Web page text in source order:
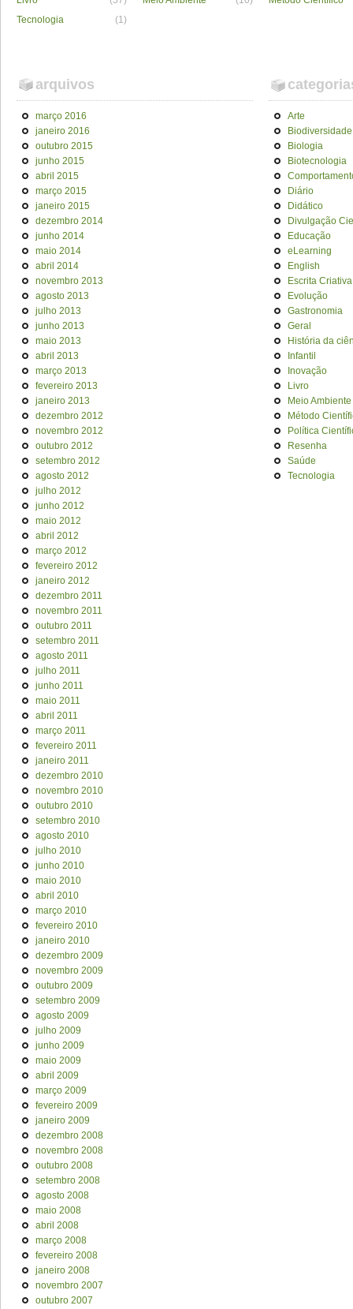
Tecnologia
(1)
arquivos
março 2016
janeiro 2016
outubro 2015
junho 2015
abril 2015
março 2015
janeiro 2015
dezembro 2014
junho 2014
maio 2014
abril 2014
novembro 2013
agosto 2013
julho 2013
junho 2013
maio 2013
abril 2013
março 2013
fevereiro 2013
janeiro 2013
dezembro 2012
novembro 2012
outubro 2012
setembro 2012
agosto 2012
julho 2012
junho 2012
maio 2012
abril 2012
março 2012
fevereiro 2012
janeiro 2012
dezembro 2011
novembro 2011
outubro 2011
setembro 2011
agosto 2011
julho 2011
junho 2011
maio 2011
abril 2011
março 2011
fevereiro 2011
janeiro 2011
dezembro 2010
novembro 2010
outubro 2010
setembro 2010
agosto 2010
julho 2010
junho 2010
maio 2010
abril 2010
março 2010
fevereiro 2010
janeiro 2010
dezembro 2009
novembro 2009
outubro 2009
setembro 2009
agosto 2009
julho 2009
junho 2009
maio 2009
abril 2009
março 2009
fevereiro 2009
janeiro 2009
dezembro 2008
novembro 2008
outubro 2008
setembro 2008
agosto 2008
maio 2008
abril 2008
março 2008
fevereiro 2008
janeiro 2008
novembro 2007
outubro 2007
Arte
Biodiversidade
Biologia
Biotecnologia
Diário
Didático
Divulgação
Educação
eLearning
English
Escrita Criativa
Evolução
Gastronomia
Geral
História da
Infantil
Inovação
Livro
Meio Ambiente
Método
Política
Resenha
Saúde
Tecnologia